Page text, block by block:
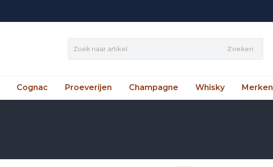
Zoeken
Cognac Proeverijen Champagne Whisky Merken